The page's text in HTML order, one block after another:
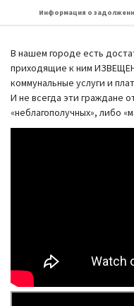
Информация о
В нашем городе есть
приходящие к ним
коммунальные услуги и
И не всегда эти граждане
«неблагополучных», либо